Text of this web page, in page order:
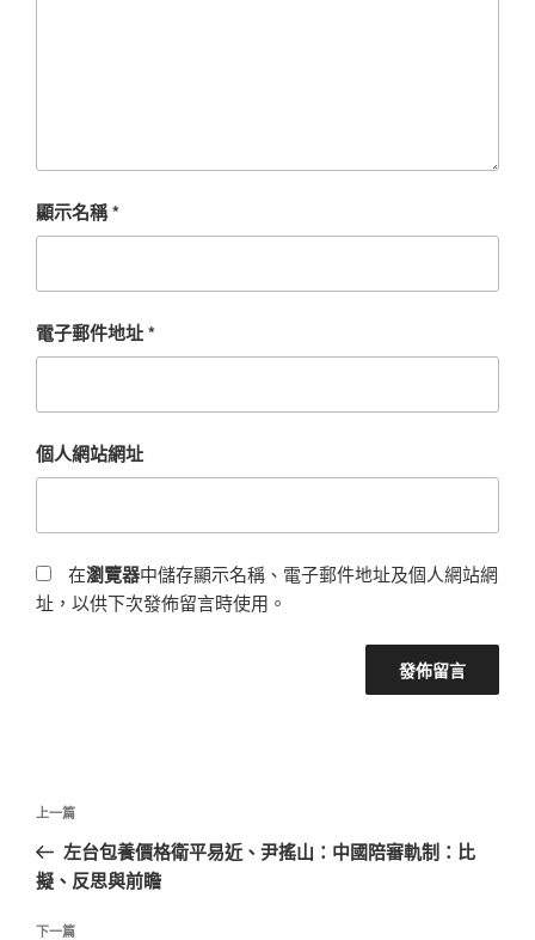
顯示名稱*
電子郵件地址*
個人網站網址
在瀏覽器中儲存顯示名稱、電子郵件地址及個人網站網
址，以供下次發佈留言時使用。
文
導
覽
上
一
篇
章
上一篇
左台包養價格衛平易近、尹搖山：中國陪審軌制：比
擬、反思與前瞻
下
下一篇